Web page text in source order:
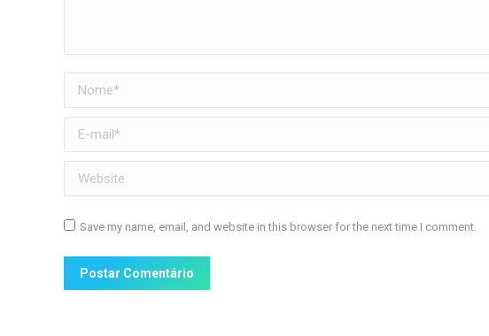
Nome *
E-mail *
Website
Save my name, email, and website in this browser for the next time I comment.
Postar Comentário